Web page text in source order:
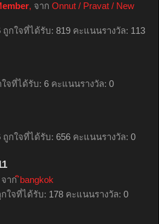
, จาก Onnut / Pravat / New
ถูกใจที่ได้รับ: 819 คะแนนรางวัล: 113
ใจที่ได้รับ: 6 คะแนนรางวัล: 0
ถูกใจที่ได้รับ: 656 คะแนนรางวัล: 0
จาก ิbangkok
กใจที่ได้รับ: 178 คะแนนรางวัล: 0